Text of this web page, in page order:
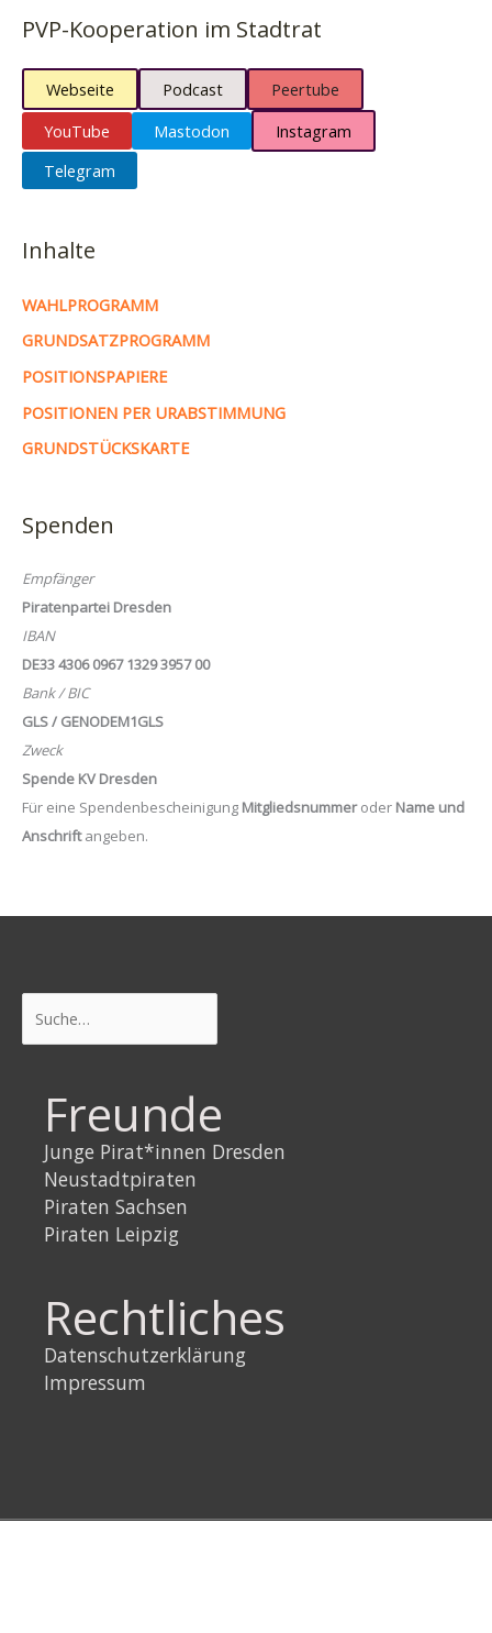
PVP-Kooperation im Stadtrat
Webseite Podcast
Peertube
YouTube
Mastodon
Instagram
Telegram
Inhalte
WAHLPROGRAMM
GRUNDSATZPROGRAMM
POSITIONSPAPIERE
POSITIONEN PER URABSTIMMUNG
GRUNDSTÜCKSKARTE
Spenden
Empfänger
Piratenpartei Dresden
IBAN
DE33 4306 0967 1329 3957 00
Bank / BIC
GLS / GENODEM1GLS
Zweck
Spende KV Dresden
Für eine Spendenbescheinigung Mitgliedsnummeroder Name und
Anschriftangeben.
Freunde
Junge Pirat*innen Dresden
Neustadtpiraten
Piraten Sachsen
Piraten Leipzig
Rechtliches
Datenschutzerklärung
Impressum